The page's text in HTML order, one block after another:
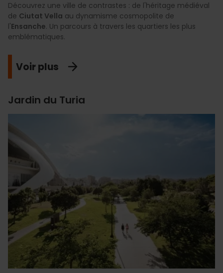
Découvrez une ville de contrastes : de l'héritage médiéval
de Ciutat Vella au dynamisme cosmopolite de
l'Ensanche. Un parcours à travers les quartiers les plus
emblématiques.
Voir plus
Jardin du Turia